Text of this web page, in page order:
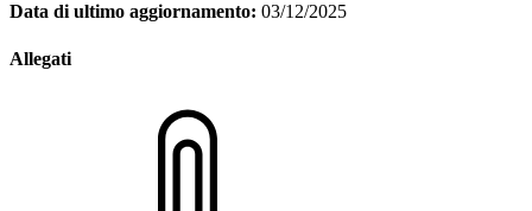
Data di ultimo aggiornamento: 03/12/2025
Allegati